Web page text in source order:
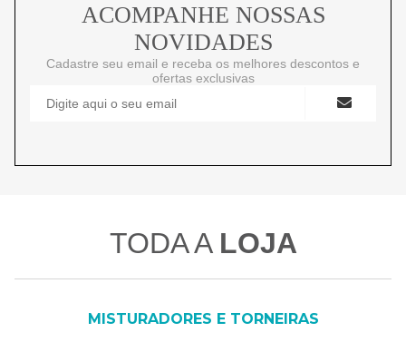
ACOMPANHE NOSSAS
NOVIDADES
Cadastre seu email e receba os melhores descontos e
ofertas exclusivas
TODA A LOJA
MISTURADORES E TORNEIRAS